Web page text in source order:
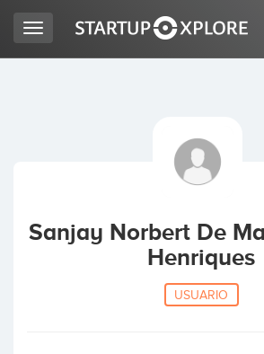
ACCESO
Toggle
navigation
Sanjay Norbert De
Henriques
USUARIO